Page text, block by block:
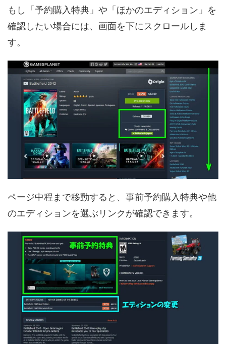
もし「予約購入特典」や「ほかのエディション」を
確認したい場合には、画面を下にスクロールしま
す。
ページ中程まで移動すると、事前予約購入特典や他
のエディションを選ぶリンクが確認できます。